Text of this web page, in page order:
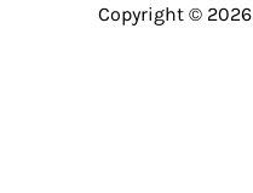
Copyright © 2026